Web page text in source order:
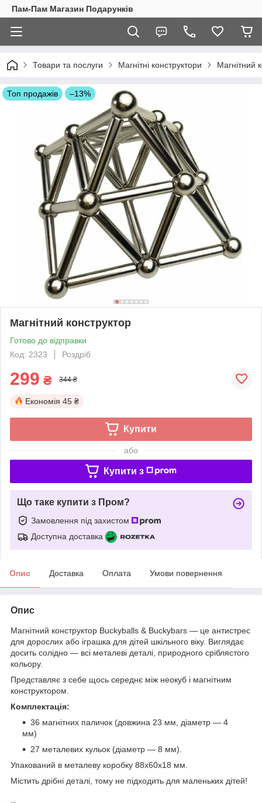
Пам-Пам Магазин Подарунків
Товари та послуги Магнітні конструктори Магнітний
Топ продажів –13%
Магнітний конструктор
Готово до відправки
Код: 2323
Роздріб
299 ₴ 344 ₴
Економія 45 ₴
Купити
або
Купити з
Що таке купити з Пром?
Замовлення під захистом
Доступна доставка
Опис Доставка Оплата Умови повернення
Опис
Магнітний конструктор Buckyballs & Buckybars — це антистрес
для дорослих або іграшка для дітей шкільного віку. Виглядає
досить солідно — всі металеві деталі, природного сріблястого
кольору.
Представляє з себе щось середнє між неокуб і магнітним
конструктором.
Комплектація:
36 магнітних паличок (довжина 23 мм, діаметр — 4
мм)
27 металевих кульок (діаметр — 8 мм).
Упакований в металеву коробку 88x60x18 мм.
Містить дрібні деталі, тому не підходить для маленьких дітей!